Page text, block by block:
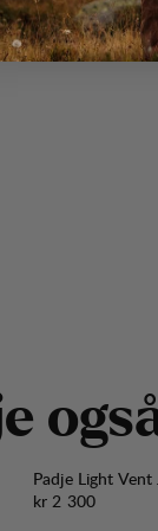
e ogs
Padje Light
Pris:
kr 2 300